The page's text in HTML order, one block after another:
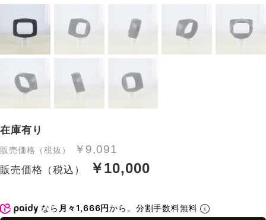
在庫有り
販売価格（税抜） ￥9,091
販売価格（税込） ￥10,000
なら 月々1,666円から。分割手数料無料